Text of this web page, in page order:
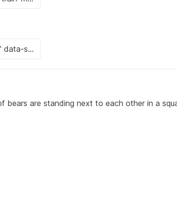
are standing next to each other in a